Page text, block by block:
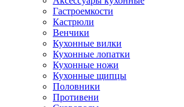
Гастроемкости
Кастрюли
Венчики
Кухонные вилки
Кухонные лопатки
Кухонные ножи
Кухонные щипцы
Половники
Противени